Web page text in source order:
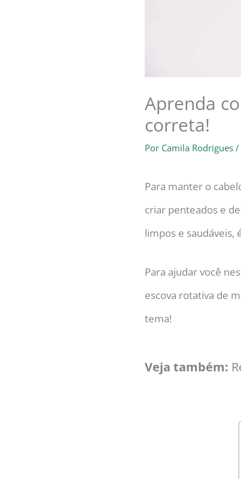
Aprenda
correta!
Por Camila Rodrigues /
Para manter o
criar penteados e
limpos e saudáveis,
Para ajudar você
escova rotativa de
tema!
Veja também: